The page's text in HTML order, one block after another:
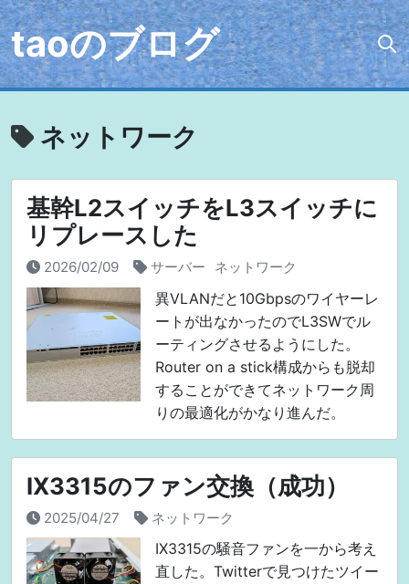
taoのブログ
ネットワーク
基幹L2スイッチをL3スイッチに
リプレースした
2026/02/09 サーバー ネットワーク
異VLANだと10Gbpsのワイヤーレ
ートが出なかったのでL3SWでル
ーティングさせるようにした。
Router on a stick構成からも脱却
することができてネットワーク周
りの最適化がかなり進んだ。
IX3315のファン交換（成功）
2025/04/27 ネットワーク
IX3315の騒音ファンを一から考え
直した。Twitterで見つけたツイー